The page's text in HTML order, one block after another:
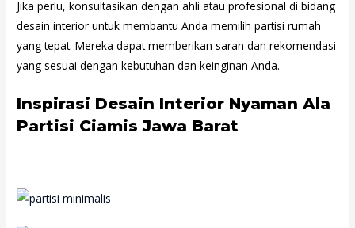
Jika perlu, konsultasikan dengan ahli atau profesional di bidang
desain interior untuk membantu Anda memilih partisi rumah
yang tepat. Mereka dapat memberikan saran dan rekomendasi
yang sesuai dengan kebutuhan dan keinginan Anda.
Inspirasi Desain Interior Nyaman Ala
Partisi Ciamis Jawa Barat